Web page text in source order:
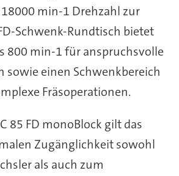
min-1 Drehzahl zur
Schwenk-Rundtisch bietet
800 min-1 für anspruchsvolle
sowie einen Schwenkbereich
Fräsoperationen.
85 FD monoBlock gilt das
Zugänglichkeit sowohl
als auch zum